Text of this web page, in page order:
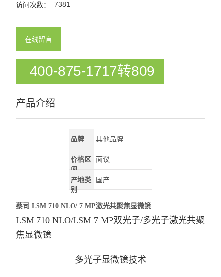
访问次数： 7381
在线留言
400-875-1717转809
产品介绍
品牌 其他品牌
价格区
间
面议
产地类
别
国产
蔡司 LSM 710 NLO/ 7 MP激光共聚焦显微镜
LSM 710 NLO/LSM 7 MP双光子/多光子激光共聚
焦显微镜
多光子显微镜技术